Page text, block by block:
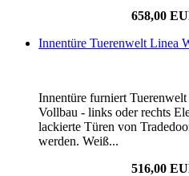
658,00
Innentüre Tuerenwelt Linea
Innentüre furniert
Vollbau - links oder rechts
lackierte Türen von
werden. Weiß...
516,00